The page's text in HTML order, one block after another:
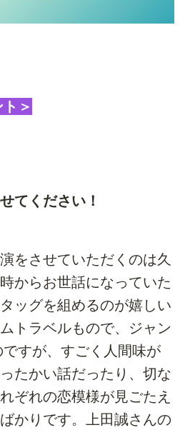
＞
てください！
をさせていただくのは久
からお世話になっていた
ッグを組めるのが嬉しい
トラベルもので、ジャン
すが、すごく人間味が
たかい話だったり、切な
ぞれの恋模様が見ごたえ
かりです。上田誠さんの